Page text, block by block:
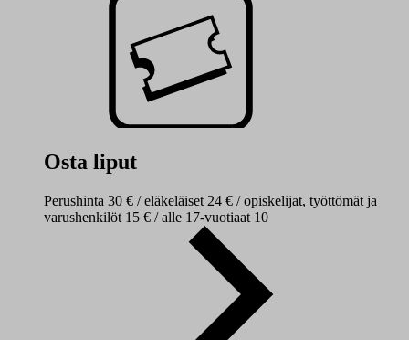
Osta liput
Perushinta 30 € / eläkeläiset 24 € / opiskelijat, työttömät ja
varushenkilöt 15 € / alle 17-vuotiaat 10